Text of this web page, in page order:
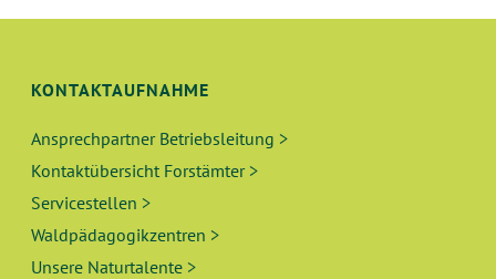
KONTAKTAUFNAHME
Ansprechpartner Betriebsleitung >
Kontaktübersicht Forstämter >
Servicestellen >
Waldpädagogikzentren >
Unsere Naturtalente >